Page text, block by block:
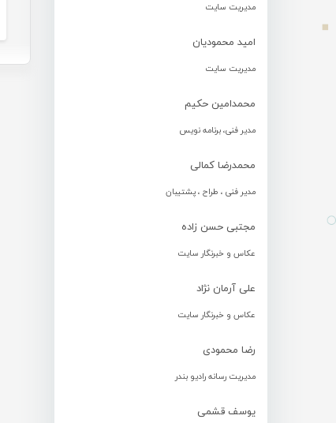
مدیریت سایت
امید محمودیان
مدیریت سایت
محمدامین حکیم
مدیر فنی، برنامه نویس
محمدرضا کمالی
مدیر فنی ، طراح ، پشتیبان
مجتبی حسن زاده
عکاس و خبرنگار سایت
علی آرمان نژاد
عکاس و خبرنگار سایت
رضا محمودی
مدیریت رسانه رادیو بندر
یوسف قشمی